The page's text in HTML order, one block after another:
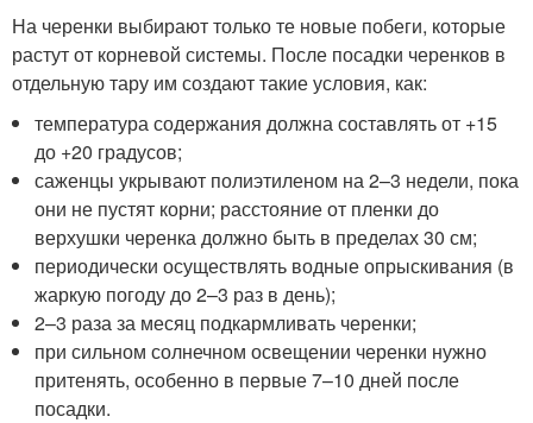
На черенки выбирают только те новые побеги, которые
растут от корневой системы. После посадки черенков в
отдельную тару им создают такие условия, как:
температура содержания должна составлять от +15
до +20 градусов;
саженцы укрывают полиэтиленом на 2–3 недели, пока
они не пустят корни; расстояние от пленки до
верхушки черенка должно быть в пределах 30 см;
периодически осуществлять водные опрыскивания (в
жаркую погоду до 2–3 раз в день);
2–3 раза за месяц подкармливать черенки;
при сильном солнечном освещении черенки нужно
притенять, особенно в первые 7–10 дней после
посадки.